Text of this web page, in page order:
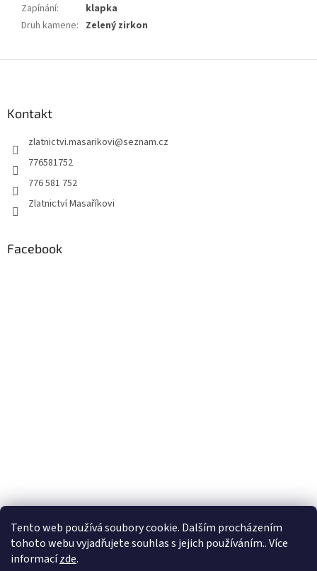
Tento web používá soubory cookie. Dalším procházením
tohoto webu vyjadřujete souhlas s jejich používáním.. Více
informacízde.
Zapínání:
klapka
Druh kamene: Zelený zirkon
Kontakt
zlatnictvi.masarikovi@seznam.cz
776581752
776 581 752
Zlatnictví Masaříkovi
Facebook